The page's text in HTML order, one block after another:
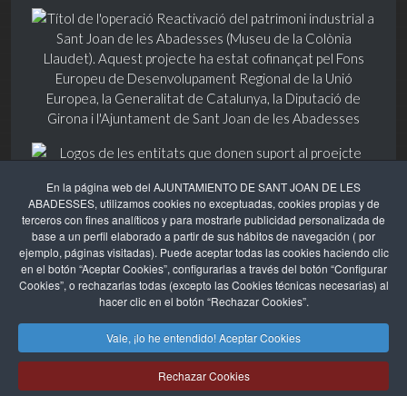
En la página web del AJUNTAMIENTO DE SANT JOAN DE LES
ABADESSES, utilizamos cookies no exceptuadas, cookies propias y de
terceros con fines analíticos y para mostrarle publicidad personalizada de
base a un perfil elaborado a partir de sus hábitos de navegación ( por
ejemplo, páginas visitadas). Puede aceptar todas las cookies haciendo clic
en el botón “Aceptar Cookies”, configurarlas a través del botón “Configurar
Cookies”, o rechazarlas todas (excepto las Cookies técnicas necesarias) al
hacer clic en el botón “Rechazar Cookies”.
Vale, ¡lo he entendido! Aceptar Cookies
Rechazar Cookies
© 2025 Sant Joan de les Abadesses
Ajuntament de Sant Joan de les Abadesses. Plaça Major, 3 -
Tel. 972 720 100 -Contacte
Avís legal-Política de privacitat-Política de galetes